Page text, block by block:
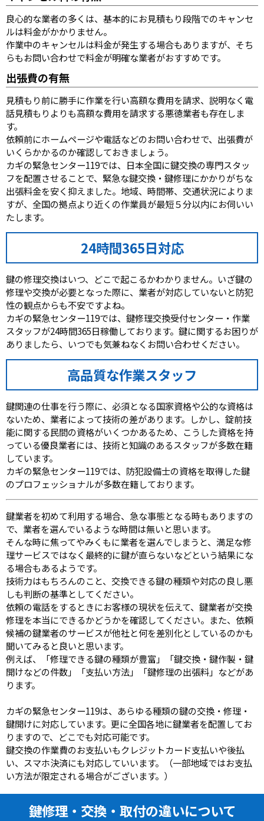
良心的な業者の多くは、基本的にお見積もり段階でのキャンセ
ルは料金がかかりません。
作業中のキャンセルは料金が発生する場合もありますが、そち
らもお問い合わせで料金が明確な業者がおすすめです。
出張費の有無
見積もり前に勝手に作業を行い高額な費用を請求、説明なく電
話見積もりよりも高額な費用を請求する悪徳業者も存在しま
す。
依頼前にホームページや電話などのお問い合わせで、出張費が
いくらかかるのか確認しておきましょう。
カギの緊急センター119では、日本全国に鍵交換の専門スタッ
フを配置させることで、緊急な鍵交換・鍵修理にかかりがちな
出張料金を安く抑えました。地域、時間帯、交通状況によりま
すが、全国の拠点より近くの作業員が最短５分以内にお伺いい
たします。
24時間365日対応
鍵の修理交換はいつ、どこで起こるかわかりません。いざ鍵の
修理や交換が必要となった際に、業者が対応していないと防犯
性の観点からも不安ですよね。
カギの緊急センター119では、鍵修理交換受付センター・作業
スタッフが24時間365日稼働しております。鍵に関するお困りが
ありましたら、いつでも気兼ねなくお問い合わせください。
高品質な作業スタッフ
鍵関連の仕事を行う際に、必須となる国家資格や公的な資格は
ないため、業者によって技術の差があります。しかし、錠前技
能に関する民間の資格がいくつかあるため、こうした資格を持
っている優良業者には、技術と知識のあるスタッフが多数在籍
しています。
カギの緊急センター119では、防犯設備士の資格を取得した鍵
のプロフェッショナルが多数在籍しております。
鍵業者を初めて利用する場合、急な事態となる時もありますの
で、業者を選んでいるような時間は無いと思います。
そんな時に焦ってやみくもに業者を選んでしまうと、満足な修
理サービスではなく最終的に鍵が直らないなどという結果にな
る場合もあるようです。
技術力はもちろんのこと、交換できる鍵の種類や対応の良し悪
しも判断の基準としてください。
依頼の電話をするときにお客様の現状を伝えて、鍵業者が交換
修理を本当にできるかどうかを確認してください。また、依頼
候補の鍵業者のサービスが他社と何を差別化としているのかも
聞いてみると良いと思います。
例えば、「修理できる鍵の種類が豊富」「鍵交換・鍵作製・鍵
開けなどの件数」「支払い方法」「鍵修理の出張料」などがあ
ります。
カギの緊急センター119は、あらゆる種類の鍵の交換・修理・
鍵開けに対応しています。更に全国各地に鍵業者を配置してお
りますので、どこでも対応可能です。
鍵交換の作業費のお支払いもクレジットカード支払いや後払
い、スマホ決済にも対応していいます。（一部地域ではお支払
い方法が限定される場合がございます。）
鍵修理・交換・取付の違いについて